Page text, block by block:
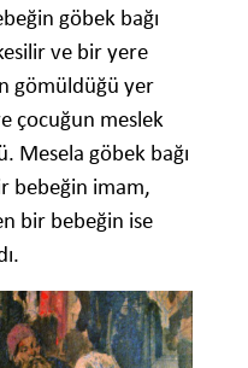
göbek bağı
ve bir yere
gömüldüğü yer
çocuğun meslek
Mesela göbek bağı
bebeğin imam,
bir bebeğin ise